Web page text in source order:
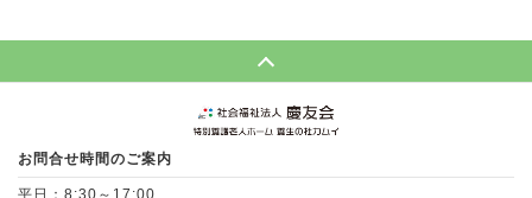
お問合せ時間のご案内
平日：8:30～17:00